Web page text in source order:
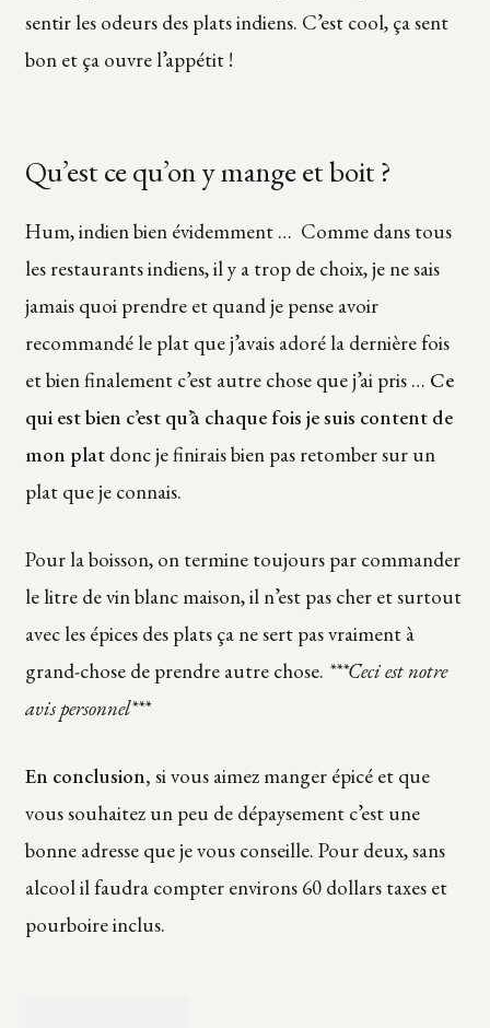
sentir les odeurs des plats indiens. C’est cool, ça sent
bon et ça ouvre l’appétit !
Qu’est ce qu’on y mange et boit ?
Hum, indien bien évidemment … Comme dans tous
les restaurants indiens, il y a trop de choix, je ne sais
jamais quoi prendre et quand je pense avoir
recommandé le plat que j’avais adoré la dernière fois
et bien finalement c’est autre chose que j’ai pris … Ce
qui est bien c’est qu’à chaque fois je suis content de
mon platdonc je finirais bien pas retomber sur un
plat que je connais.
Pour la boisson, on termine toujours par commander
le litre de vin blanc maison, il n’est pas cher et surtout
avec les épices des plats ça ne sert pas vraiment à
grand-chose de prendre autre chose. ***Ceci est notre
avis personnel***
En conclusion, si vous aimez manger épicé et que
vous souhaitez un peu de dépaysement c’est une
bonne adresse que je vous conseille. Pour deux, sans
alcool il faudra compter environs 60 dollars taxes et
pourboire inclus.